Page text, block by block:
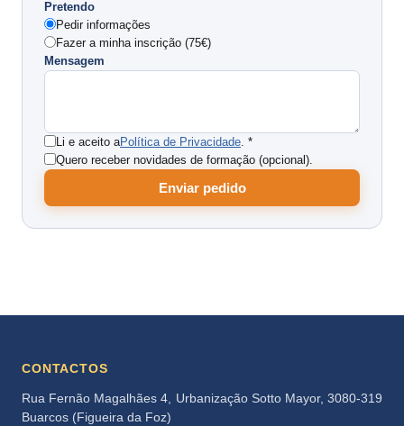
Pretendo
Pedir informações
Fazer a minha inscrição (75€)
Mensagem
Li e aceito aPolítica de Privacidade. *
Quero receber novidades de formação (opcional).
Enviar pedido
CONTACTOS
Rua Fernão Magalhães 4, Urbanização Sotto Mayor, 3080-319
Buarcos (Figueira da Foz)